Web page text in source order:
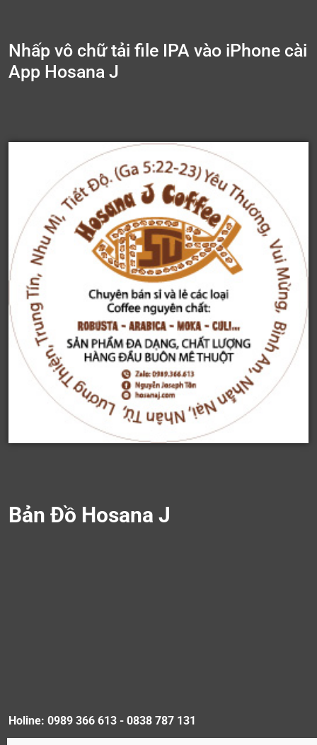
Nhấp vô chữ tải file IPA vào iPhone cài
App Hosana J
Bản Đồ Hosana J
Holine: 0989 366 613 - 0838 787 131